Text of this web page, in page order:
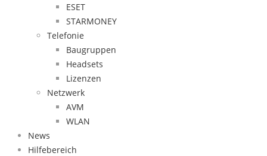
ESET
STARMONEY
Telefonie
Baugruppen
Headsets
Lizenzen
Netzwerk
AVM
WLAN
News
Hilfebereich